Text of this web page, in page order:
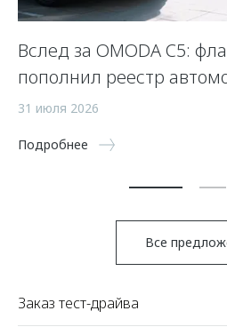
Вслед за OMODA C5:
пополнил реестр
31 июля 2026
Подробнее
Все
Заказ тест-драйва